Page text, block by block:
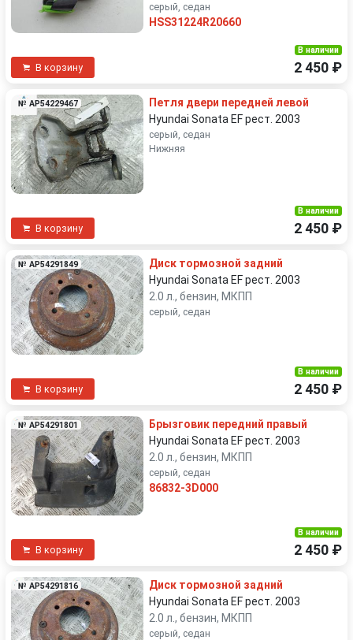
серый, седан
HSS31224R20660
В корзину
В наличии
2 450 ₽
№ AP54229467
Петля двери передней левой
Hyundai Sonata EF рест. 2003
серый, седан
Нижняя
В корзину
В наличии
2 450 ₽
№ AP54291849
Диск тормозной задний
Hyundai Sonata EF рест. 2003
2.0 л., бензин, МКПП
серый, седан
В корзину
В наличии
2 450 ₽
№ AP54291801
Брызговик передний правый
Hyundai Sonata EF рест. 2003
2.0 л., бензин, МКПП
серый, седан
86832-3D000
В корзину
В наличии
2 450 ₽
№ AP54291816
Диск тормозной задний
Hyundai Sonata EF рест. 2003
2.0 л., бензин, МКПП
серый, седан